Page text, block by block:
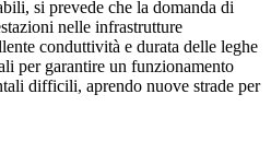
si prevede che la domanda di
nelle infrastrutture
conduttività e durata delle leghe
per garantire un funzionamento
difficili, aprendo nuove strade per